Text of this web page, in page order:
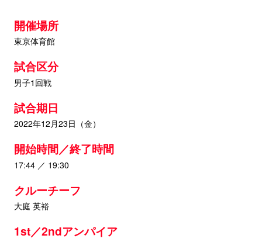
開催場所
東京体育館
試合区分
男子1回戦
試合期日
2022年12月23日（金）
開始時間／終了時間
17:44 ／ 19:30
クルーチーフ
大庭 英裕
1st／2ndアンパイア